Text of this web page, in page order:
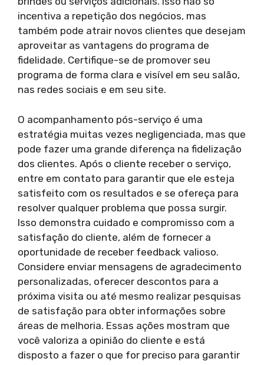
incentiva a repetição dos negócios, mas
também pode atrair novos clientes que desejam
aproveitar as vantagens do programa de
fidelidade. Certifique-se de promover seu
programa de forma clara e visível em seu salão,
nas redes sociais e em seu site.
O acompanhamento pós-serviço é uma
estratégia muitas vezes negligenciada, mas que
pode fazer uma grande diferença na fidelização
dos clientes. Após o cliente receber o serviço,
entre em contato para garantir que ele esteja
satisfeito com os resultados e se ofereça para
resolver qualquer problema que possa surgir.
Isso demonstra cuidado e compromisso com a
satisfação do cliente, além de fornecer a
oportunidade de receber feedback valioso.
Considere enviar mensagens de agradecimento
personalizadas, oferecer descontos para a
próxima visita ou até mesmo realizar pesquisas
de satisfação para obter informações sobre
áreas de melhoria. Essas ações mostram que
você valoriza a opinião do cliente e está
disposto a fazer o que for preciso para garantir